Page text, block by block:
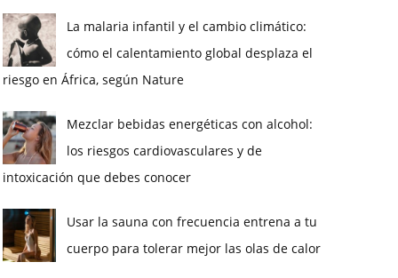
La malaria infantil y el cambio climático:
cómo el calentamiento global desplaza el
riesgo en África, según Nature
Mezclar bebidas energéticas con alcohol:
los riesgos cardiovasculares y de
intoxicación que debes conocer
Usar la sauna con frecuencia entrena a tu
cuerpo para tolerar mejor las olas de calor